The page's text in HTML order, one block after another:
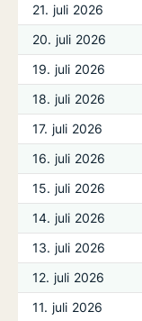
21. juli 2026
20. juli 2026
19. juli 2026
18. juli 2026
17. juli 2026
16. juli 2026
15. juli 2026
14. juli 2026
13. juli 2026
12. juli 2026
11. juli 2026